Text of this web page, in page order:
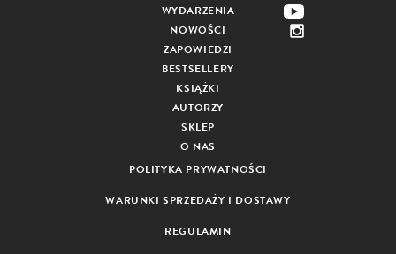
WYDARZENIA
NOWOŚCI
ZAPOWIEDZI
BESTSELLERY
KSIĄŻKI
AUTORZY
SKLEP
O NAS
POLITYKA PRYWATNOŚCI
WARUNKI SPRZEDAŻY I DOSTAWY
REGULAMIN